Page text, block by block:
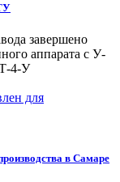
завершено
аппарата с У-
4-У
в Самаре